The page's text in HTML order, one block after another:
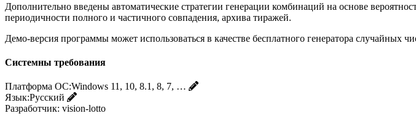
Дополнительно введены автоматические стратегии генерации комбинаций на основе
периодичности полного и частичного совпадения, архива тиражей.
Демо-версия программы может использоваться в качестве бесплатного генератора случайных
Системны требования
Платформа ОС:Windows 11, 10, 8.1, 8, 7, …
Язык:Русский
Разработчик: vision-lotto